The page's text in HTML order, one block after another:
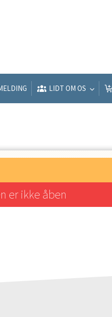
LIDT OM OS
er ikke åben